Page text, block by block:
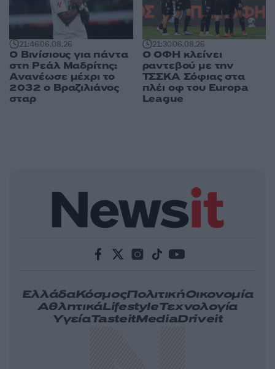
21:4606.08.26
Ο Βινίσιους για πάντα
στη Ρεάλ Μαδρίτης:
Ανανέωσε μέχρι το
2032 ο Βραζιλιάνος
σταρ
21:3006.08.26
Ο ΟΦΗ κλείνει
ραντεβού με την
ΤΣΣΚΑ Σόφιας στα
πλέι οφ του Europa
League
ΕλλάδαΚόσμοςΠολιτικήΟικονομία
ΑθλητικάLifestyleΤεχνολογία
ΥγείαTasteitMediaDriveit